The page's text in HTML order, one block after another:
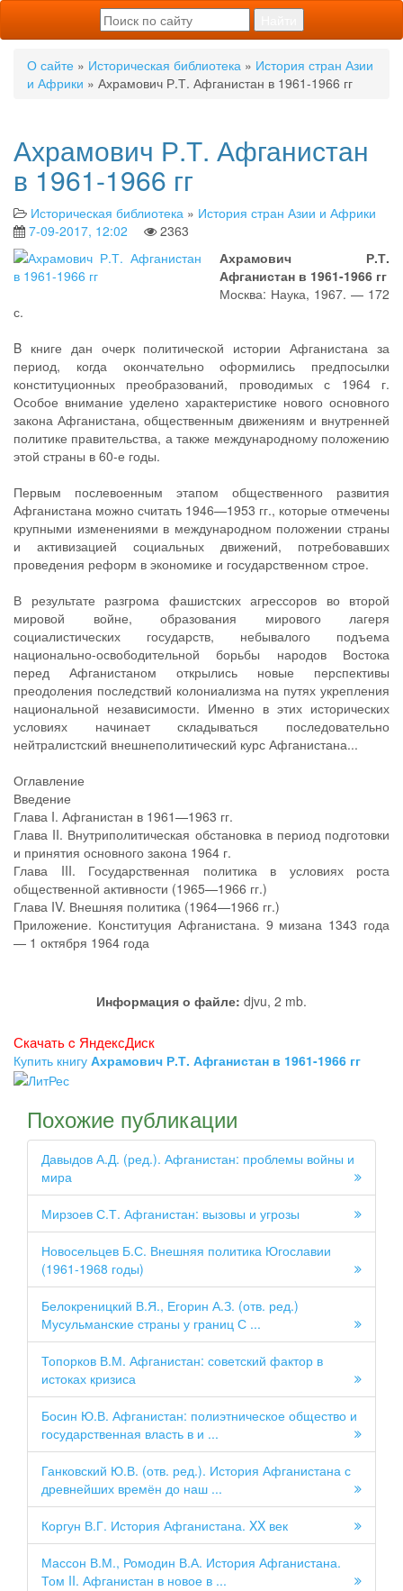
О сайте » Историческая библиотека » История стран Азии
и Африки » Ахрамович Р.Т. Афганистан в 1961-1966 гг
Ахрамович Р.Т. Афганистан
в 1961-1966 гг
Историческая библиотека » История стран Азии и Африки
7-09-2017, 12:02
2363
Ахрамович Р.Т.
Афганистан в 1961-1966 гг
Москва: Наука, 1967. — 172
с.
B книге дан очерк политической истории Афганистана за
период, когда окончательно оформились предпосылки
конституционных преобразований, проводимых с 1964 г.
Особое внимание уделено характеристике нового основного
закона Афганистана, общественным движениям и внутренней
политике правительства, а также международному положению
этой страны в 60-е годы.
Первым послевоенным этапом общественного развития
Афганистана можно считать 1946—1953 гг., которые отмечены
крупными изменениями в международном положении страны
и активизацией социальных движений, потребовавших
проведения реформ в экономике и государственном строе.
В результате разгрома фашистских агрессоров во второй
мировой войне, образования мирового лагеря
социалистических государств, небывалого подъема
национально-освободительной борьбы народов Востока
перед Афганистаном открылись новые перспективы
преодоления последствий колониализма на путях укрепления
национальной независимости. Именно в этих исторических
условиях начинает складываться последовательно
нейтралистский внешнеполитический курс Афганистана...
Оглавление
Введение
Глава I. Афганистан в 1961—1963 гг.
Глава II. Внутриполитическая обстановка в период подготовки
и принятия основного закона 1964 г.
Глава III. Государственная политика в условиях роста
общественной активности (1965—1966 гг.)
Глава IV. Внешняя политика (1964—1966 гг.)
Приложение. Конституция Афганистана. 9 мизана 1343 года
— 1 октября 1964 года
Информация о файле: djvu, 2 mb.
Скачать c ЯндексДиск
Купить книгу Ахрамович Р.Т. Афганистан в 1961-1966 гг
Похожие публикации
Давыдов А.Д. (ред.). Афганистан: проблемы войны и
мира
Мирзоев С.Т. Афганистан: вызовы и угрозы
Новосельцев Б.С. Внешняя политика Югославии
(1961-1968 годы)
Белокреницкий В.Я., Егорин А.З. (отв. ред.)
Мусульманские страны у границ С ...
Топорков В.М. Афганистан: советский фактор в
истоках кризиса
Босин Ю.В. Афганистан: полиэтническое общество и
государственная власть в и ...
Ганковский Ю.В. (отв. ред.). История Афганистана с
древнейших времён до наш ...
Коргун В.Г. История Афганистана. XX век
Массон В.М., Ромодин В.А. История Афганистана.
Том II. Афганистан в новое в ...